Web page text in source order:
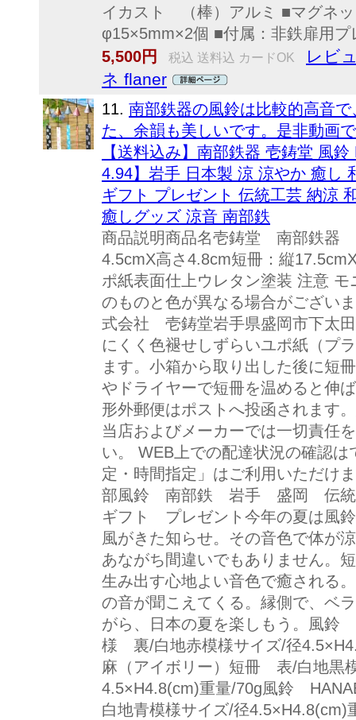
イカスト （棒）アルミ ■マグネ
φ15×5mm×2個 ■付属：非鉄扉用
5,500円
税込 送料込 カードOK
レビ
ネ flaner
11. 南部鉄器の風鈴は比較的高音
た、余韻も美しいです。是非動画
【送料込み】南部鉄器 壱鋳堂 風
4.94】岩手 日本製 涼 涼やか 癒し
ギフト プレゼント 伝統工芸 納涼
癒しグッズ 涼音 南部鉄
商品説明商品名壱鋳堂 南部鉄器
4.5cmX高さ4.8cm短冊：縦
ポ紙表面仕上ウレタン塗装 注意
のものと色が異なる場合がござい
式会社 壱鋳堂岩手県盛岡市下太
にくく色褪せしずらいユポ紙（プ
ます。小箱から取り出した後に短
やドライヤーで短冊を温めると伸
形外郵便はポストへ投函されます
当店およびメーカーでは一切責任
い。 WEB上での配達状況の確認
定・時間指定」はご利用いただけ
部風鈴 南部鉄 岩手 盛岡 伝
ギフト プレゼント今年の夏は風
風がきた知らせ。その音色で体が
あながち間違いでもありません。
生み出す心地よい音色で癒される
の音が聞こえてくる。縁側で、ベ
がら、日本の夏を楽しもう。風
様 裏/白地赤模様サイズ/径
麻（アイボリー）短冊 表/白地黒
4.5×H4.8(cm)重量/70g風鈴
白地青模様サイズ/径